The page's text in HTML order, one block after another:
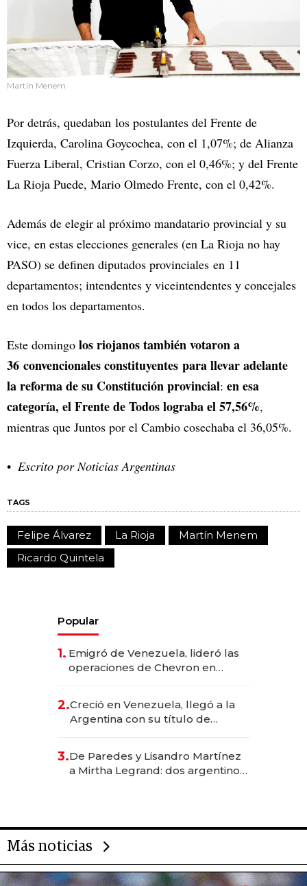
Martín Menem
Por detrás, quedaban los postulantes del Frente de
Izquierda, Carolina Goycochea, con el 1,07%; de Alianza
Fuerza Liberal, Cristian Corzo, con el 0,46%; y del Frente
La Rioja Puede, Mario Olmedo Frente, con el 0,42%.
Además de elegir al próximo mandatario provincial y su
vice, en estas elecciones generales (en La Rioja no hay
PASO) se definen diputados provinciales en 11
departamentos; intendentes y viceintendentes y concejales
en todos los departamentos.
Este domingo los riojanos también votaron a
36 convencionales constituyentes para llevar adelante
la reforma de su Constitución provincial: en esa
categoría, el Frente de Todos lograba el 57,56%,
mientras que Juntos por el Cambio cosechaba el 36,05%.
Escrito por Noticias Argentinas
TAGS
Felipe Álvarez La Rioja
Martín Menem
Ricardo Quintela
Popular
1. Emigró de Venezuela, lideró las
operaciones de Chevron en
2.Creció en Venezuela, llegó a la
Argentina con su título de
las marcas "fast premium"
3.De Paredes y Lisandro Martínez
a Mirtha Legrand: dos argentinos
Más noticias